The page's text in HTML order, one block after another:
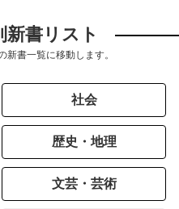
新書リスト
新書一覧に移動します。
社会
歴史・地理
文芸・芸術